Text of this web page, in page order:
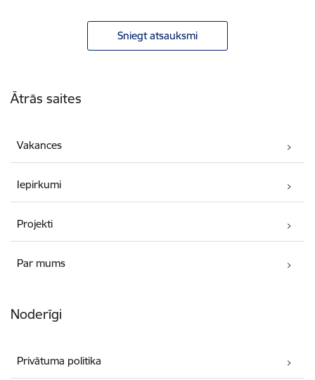
Sniegt atsauksmi
Ātrās saites
Vakances
Iepirkumi
Projekti
Par mums
Noderīgi
Privātuma politika